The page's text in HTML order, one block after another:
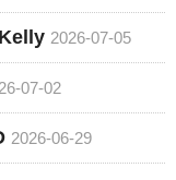
2026-07-05
07-02
2026-06-29